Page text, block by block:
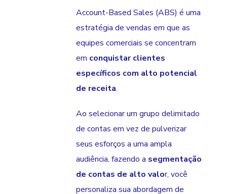
Account-Based Sales (ABS) é uma
estratégia de vendas em que as
equipes comerciais se concentram
em conquistar clientes
específicos com alto potencial
de receita.
Ao selecionar um grupo delimitado
de contas em vez de pulverizar
seus esforços a uma ampla
audiência, fazendo a segmentação
de contas de alto valor, você
personaliza sua abordagem de